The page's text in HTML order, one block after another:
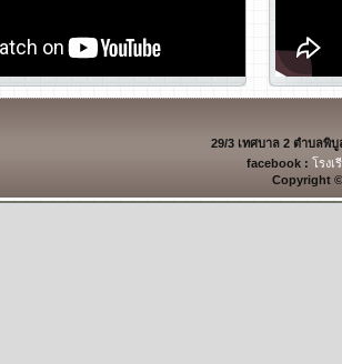
29/3 เทศบาล 2 ตำบลพิ
facebook : โรงเ
Copyright